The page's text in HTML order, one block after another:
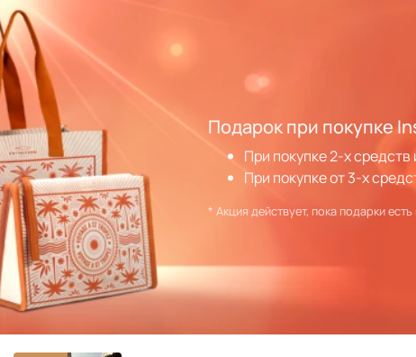
Подарок при покупке
При покупке 2-х
При покупке от 3-х
* Акция действует, пока подарки